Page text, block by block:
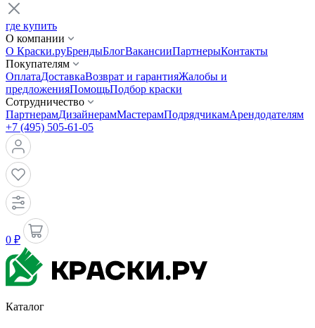
где купить
О компании
О Краски.руБрендыБлогВакансииПартнерыКонтакты
Покупателям
ОплатаДоставкаВозврат и гарантияЖалобы и
предложенияПомощьПодбор краски
Сотрудничество
ПартнерамДизайнерамМастерамПодрядчикамАрендодателям
+7 (495) 505-61-05
0 ₽
Каталог